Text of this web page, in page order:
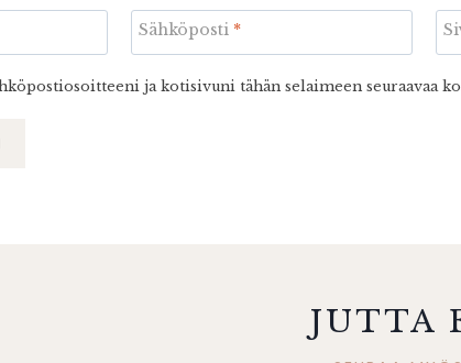
Sähköposti *
ja kotisivuni tähän selaimeen seuraavaa
JUTTA